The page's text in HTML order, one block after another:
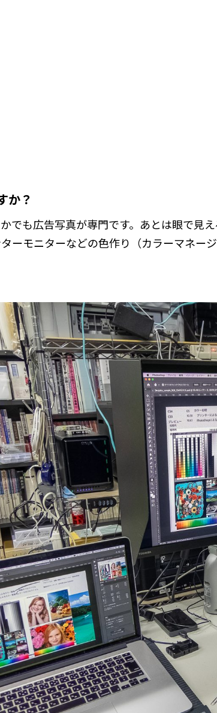
か？
でも広告写真が専門です。あとは眼で見え
ーモニターなどの色作り（カラーマネー